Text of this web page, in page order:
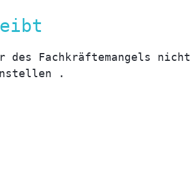
des Fachkräftemangels nicht
.